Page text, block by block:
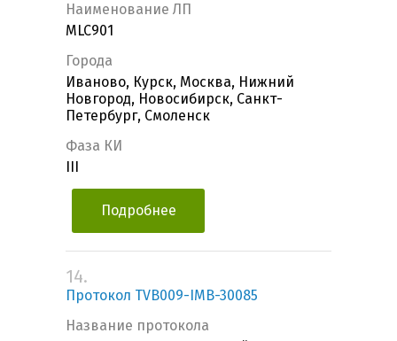
Наименование ЛП
MLC901
Города
Иваново, Курск, Москва, Нижний
Новгород, Новосибирск, Санкт-
Петербург, Смоленск
Фаза КИ
Подробнее
14.
Протокол TVB009-IMB-30085
Название протокола